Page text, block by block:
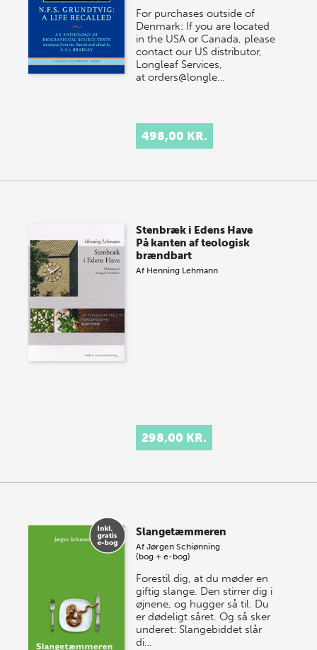
For purchases outside of
Denmark: If you are located
in the USA or Canada, please
contact our US distributor,
Longleaf Services,
at orders@longle…
498,00 KR.
Stenbræk i Edens Have
På kanten af teologisk
brændbart
Af Henning Lehmann
298,00 KR.
Slangetæmmeren
AfJørgen Schiønning
(bog + e-bog)
Forestil dig, at du møder en
giftig slange. Den stirrer dig i
øjnene, og hugger så til. Du
er dødeligt såret. Og så sker
underet: Slangebiddet slår
di…